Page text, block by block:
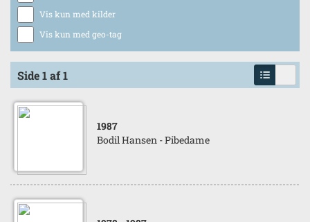
Vis kun med kilder
Vis kun med geo-tag
Side 1 af 1
1987
Bodil Hansen - Pibedame